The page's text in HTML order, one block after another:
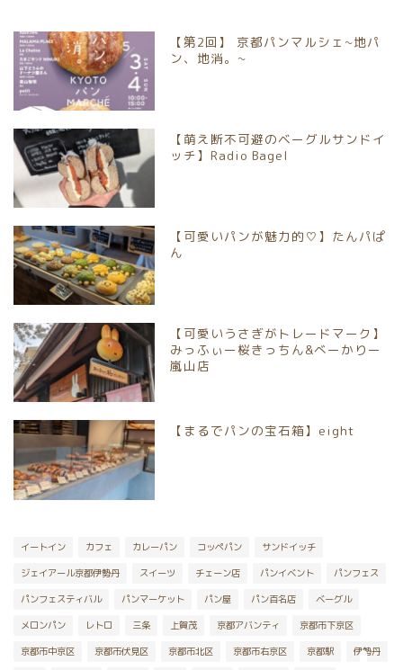
【第2回】 京都パンマルシェ~地パ
ン、地消。~
【萌え断不可避のベーグルサンドイ
ッチ】Radio Bagel
【可愛いパンが魅力的♡】たんパぱ
ん
【可愛いうさぎがトレードマーク】
みっふぃー桜きっちん&べーかりー
嵐山店
【まるでパンの宝石箱】eight
イートイン カフェ カレーパン コッペパン サンドイッチ
ジェイアール京都伊勢丹 スイーツ チェーン店 パンイベント パンフェス
パンフェスティバル パンマーケット パン屋 パン百名店 ベーグル
メロンパン レトロ 三条 上賀茂 京都アバンティ 京都市下京区
京都市中京区 京都市伏見区 京都市北区 京都市右京区 京都駅 伊勢丹
京都市北区
京都市中京区
京都市南区
京都市山科区
宇治市
京丹後市
乙訓郡大山崎町